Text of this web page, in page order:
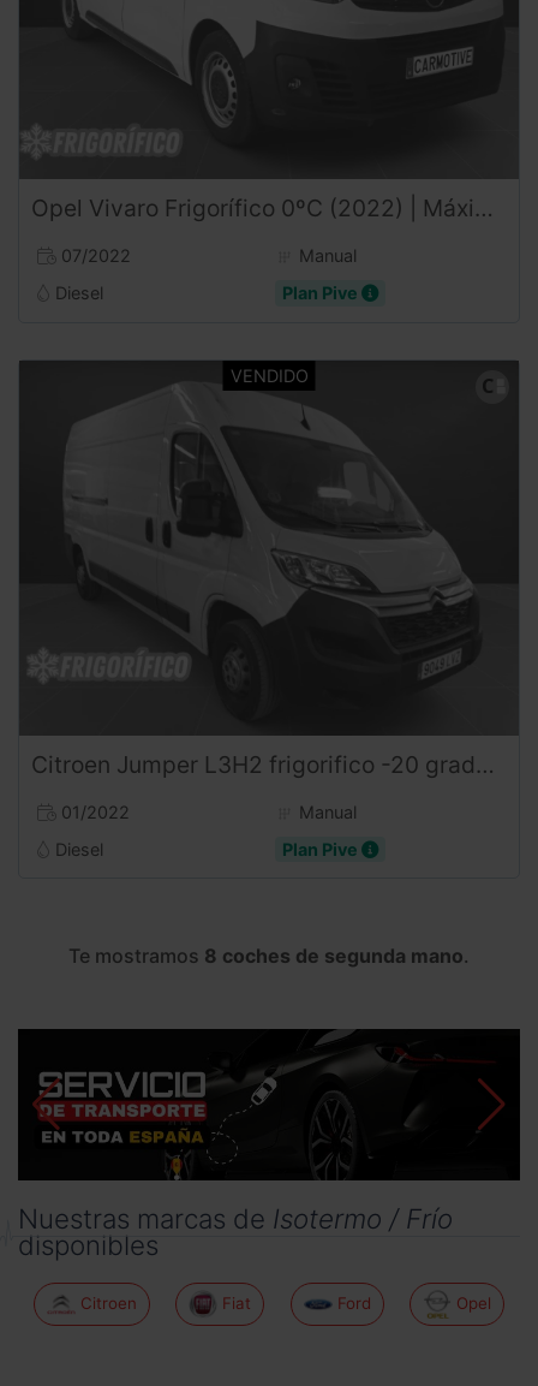
Opel Vivaro Frigorífico 0ºC (2022) | Máxima Rentabilidad para la Cadena de Frío | Desde 434€/mes
07/2022
Manual
Diesel
Plan Pive
Citroen Jumper L3H2 frigorifico -20 grados FRCX 140 CV
01/2022
Manual
Diesel
Plan Pive
Te mostramos 8 coches de segunda mano.
Nuestras marcas de Isotermo / Frío
disponibles
Citroen Fiat Ford Opel